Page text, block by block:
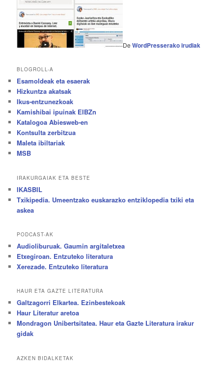
DeWordPresserako irudiak
BLOGROLL-A
Esamoldeak eta esaerak
Hizkuntza akatsak
Ikus-entzunezkoak
Kamishibai ipuinak EIBZn
Katalogoa Abiesweb-en
Kontsulta zerbitzua
Maleta ibiltariak
MSB
IRAKURGAIAK ETA BESTE
IKASBIL
Txikipedia. Umeentzako euskarazko entziklopedia txiki eta
askea
PODCAST-AK
Audioliburuak. Gaumin argitaletxea
Etxegiroan. Entzuteko literatura
Xerezade. Entzuteko literatura
HAUR ETA GAZTE LITERATURA
Galtzagorri Elkartea. Ezinbestekoak
Haur Literatur aretoa
Mondragon Unibertsitatea. Haur eta Gazte Literatura irakur
gidak
AZKEN BIDALKETAK